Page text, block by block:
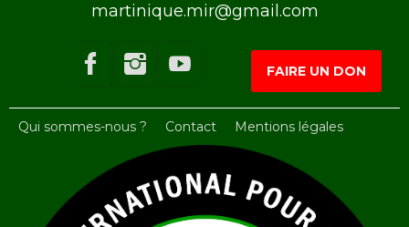
martinique.mir@gmail.com
FAIRE UN DON
Qui sommes-nous ? Contact Mentions légales